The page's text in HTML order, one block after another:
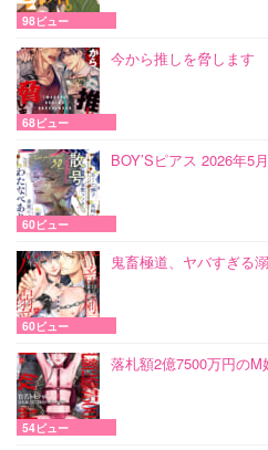
98ビュー
今から推しを脅します
68ビュー
BOY’Sピアス 2026年5
60ビュー
鬼畜極道、ヤバすぎる
60ビュー
落札額2億7500万円のM
54ビュー